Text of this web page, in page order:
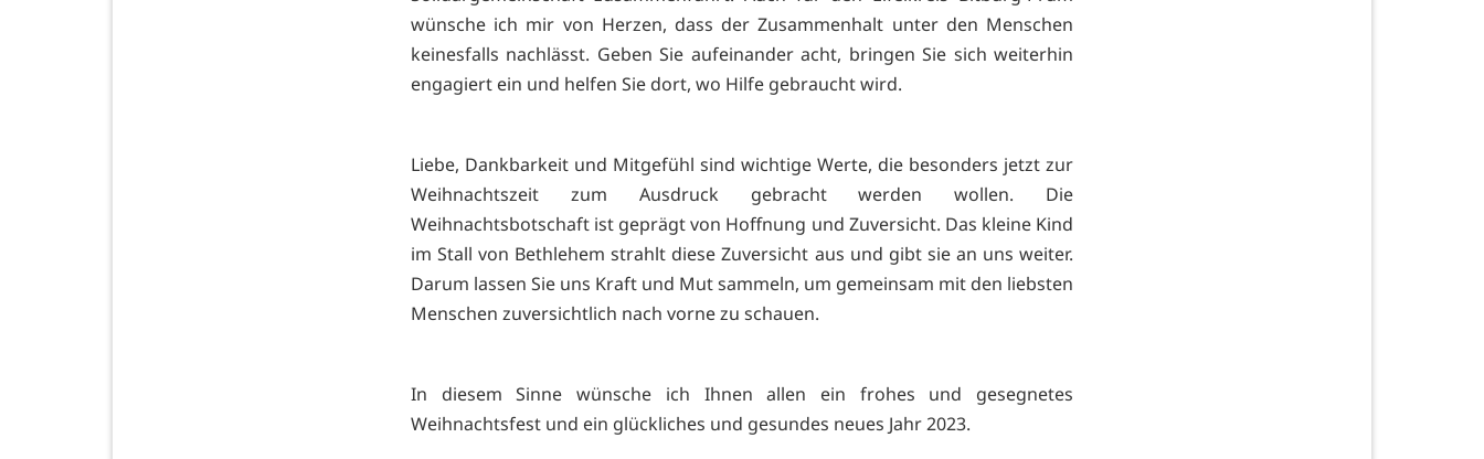
wünsche ich mir von Herzen, dass der Zusammenhalt unter den Menschen
keinesfalls nachlässt. Geben Sie aufeinander acht, bringen Sie sich weiterhin
engagiert ein und helfen Sie dort, wo Hilfe gebraucht wird.
Liebe, Dankbarkeit und Mitgefühl sind wichtige Werte, die besonders jetzt zur
Weihnachtszeit zum Ausdruck gebracht werden wollen. Die
Weihnachtsbotschaft ist geprägt von Hoffnung und Zuversicht. Das kleine Kind
im Stall von Bethlehem strahlt diese Zuversicht aus und gibt sie an uns weiter.
Darum lassen Sie uns Kraft und Mut sammeln, um gemeinsam mit den liebsten
Menschen zuversichtlich nach vorne zu schauen.
In diesem Sinne wünsche ich Ihnen allen ein frohes und gesegnetes
Weihnachtsfest und ein glückliches und gesundes neues Jahr 2023.